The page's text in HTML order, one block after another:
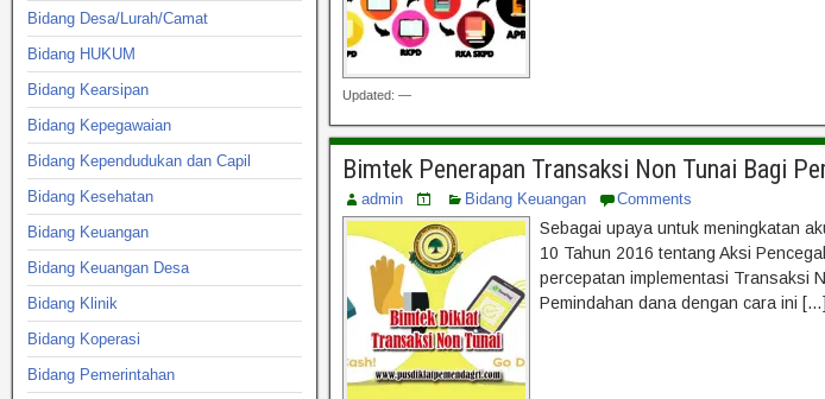
Updated: —
Bimtek Penerapan Transaksi Non Tunai Bagi
admin Bidang Keuangan Comments
Sebagai upaya untuk meningkatan
10 Tahun 2016 tentang Aksi
percepatan implementasi Transaksi
Pemindahan dana dengan cara ini […]
Bidang Desa/Lurah/Camat
Bidang HUKUM
Bidang Kearsipan
Bidang Kepegawaian
Bidang Kependudukan dan Capil
Bidang Kesehatan
Bidang Keuangan
Bidang Keuangan Desa
Bidang Klinik
Bidang Koperasi
Bidang Pemerintahan